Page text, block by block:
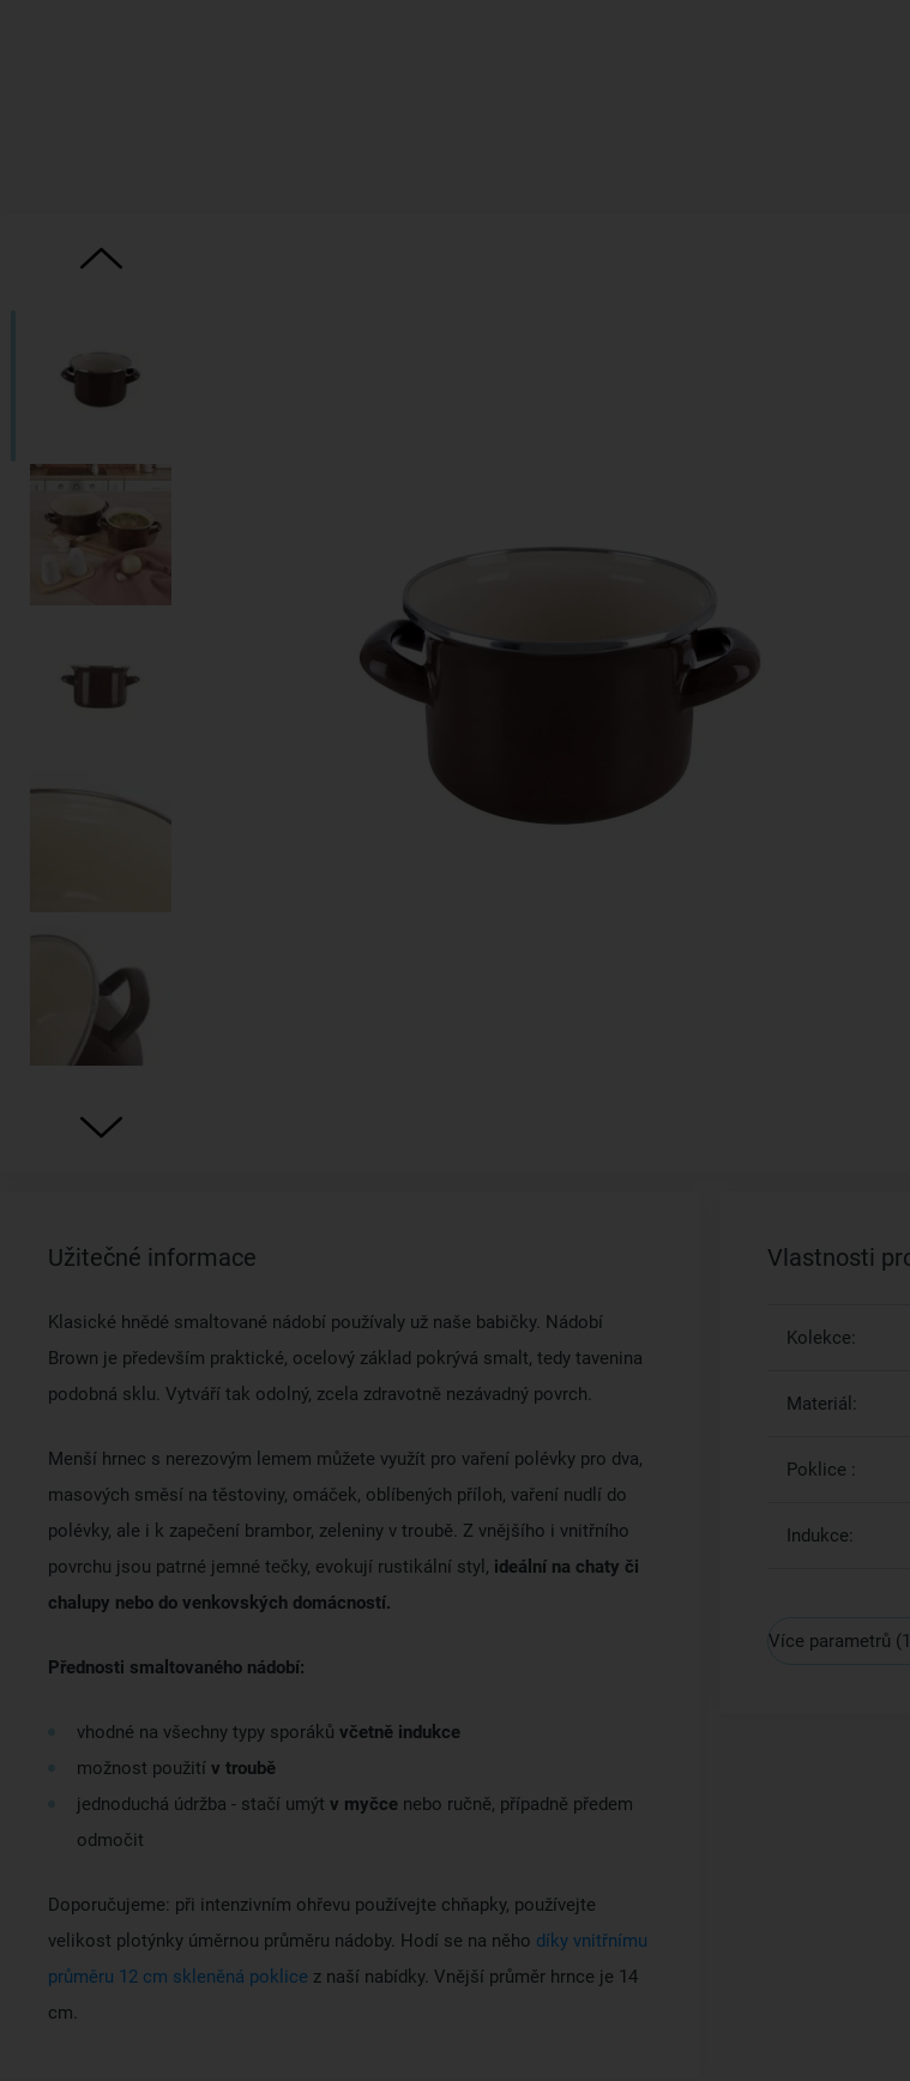
Užitečné informace
Klasické hnědé smaltované nádobí používaly už naše babičky. Nádobí
Brown je především praktické, ocelový základ pokrývá smalt, tedy tavenina
podobná sklu. Vytváří tak odolný, zcela zdravotně nezávadný povrch.
Menší hrnec s nerezovým lemem můžete využít pro vaření polévky pro dva,
masových směsí na těstoviny, omáček, oblíbených příloh, vaření nudlí do
polévky, ale i k zapečení brambor, zeleniny v troubě. Z vnějšího i vnitřního
povrchu jsou patrné jemné tečky, evokují rustikální styl, ideální na chaty či
chalupy nebo do venkovských domácností.
Přednosti smaltovaného nádobí:
vhodné na všechny typy sporáků včetně indukce
možnost použití v troubě
jednoduchá údržba - stačí umýt v myčce nebo ručně, případně předem
odmočit
Doporučujeme: při intenzivním ohřevu používejte chňapky, používejte
velikost plotýnky úměrnou průměru nádoby. Hodí se na něho díky vnitřnímu
průměru 12 cm skleněná poklice z naší nabídky. Vnější průměr hrnce je 14
cm.
Vlastnosti
Kolekce:
Materiál:
Poklice :
Indukce:
Více parametrů